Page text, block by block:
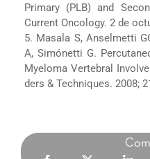
Primary (PLB) and
Current Oncology. 2 de
5. Masala S, Anselmetti
A, Simónetti G.
Myeloma Vertebral
ders & Techniques. 2008;